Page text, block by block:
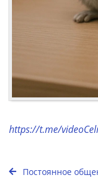
https://t.me/
Постоянное